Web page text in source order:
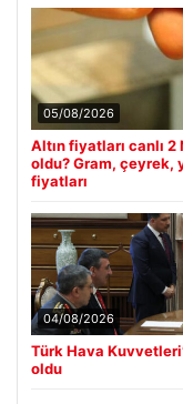
05/08/2026
Altın fiyatları canlı
oldu? Gram, çeyrek,
fiyatları
04/08/2026
Türk Hava
oldu